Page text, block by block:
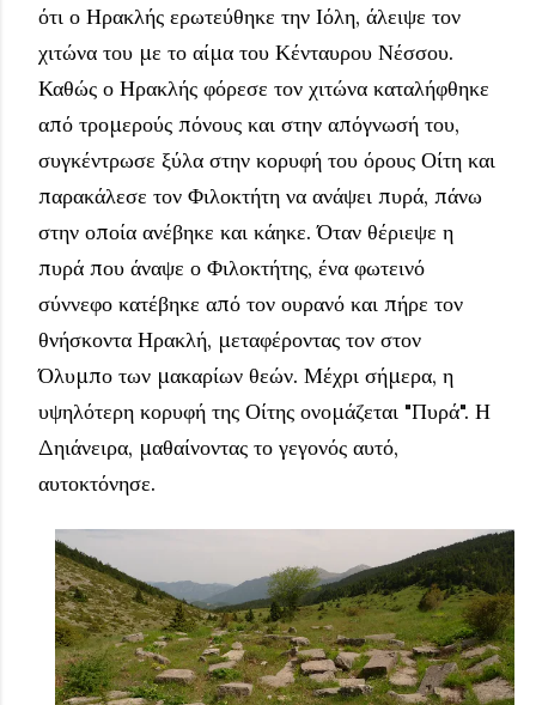
ότι ο Ηρακλής ερωτεύθηκε την Ιόλη, άλειψε τον
χιτώνα του με το αίμα του Κένταυρου Νέσσου.
Καθώς ο Ηρακλής φόρεσε τον χιτώνα καταλήφθηκε
από τρομερούς πόνους και στην απόγνωσή του,
συγκέντρωσε ξύλα στην κορυφή του όρους Οίτη και
παρακάλεσε τον Φιλοκτήτη να ανάψει πυρά, πάνω
στην οποία ανέβηκε και κάηκε. Όταν θέριεψε η
πυρά που άναψε ο Φιλοκτήτης, ένα φωτεινό
σύννεφο κατέβηκε από τον ουρανό και πήρε τον
θνήσκοντα Ηρακλή, μεταφέροντας τον στον
Όλυμπο των μακαρίων θεών. Μέχρι σήμερα, η
υψηλότερη κορυφή της Οίτης ονομάζεται "Πυρά". Η
Δηιάνειρα, μαθαίνοντας το γεγονός αυτό,
αυτοκτόνησε.